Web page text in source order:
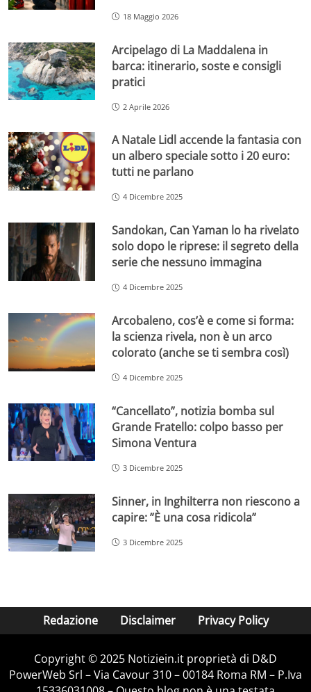
18 Maggio 2026
Arcipelago di La Maddalena in
barca: itinerario, soste e consigli
pratici
2 Aprile 2026
A Natale Lidl accende la fantasia con
un albero speciale sotto i 20 euro:
tutti ne parlano
4 Dicembre 2025
Sandokan, Can Yaman lo ha rivelato
solo dopo le riprese: il segreto della
serie che nessuno immagina
4 Dicembre 2025
Arcobaleno, cos’è e come si forma:
la scienza rivela, non è un arco
colorato (anche se ti sembra così)
4 Dicembre 2025
“Cancellato”, notizia bomba sul
Grande Fratello: colpo basso per
Simona Ventura
3 Dicembre 2025
Sinner, in Inghilterra non riescono a
capire: ”È una cosa ridicola”
3 Dicembre 2025
Redazione Disclaimer Privacy Policy
Copyright © 2025 Notiziein.it proprietà di D&D
PowerWeb Srl – Via Cavour 310 – 00184 Roma RM – P.Iva